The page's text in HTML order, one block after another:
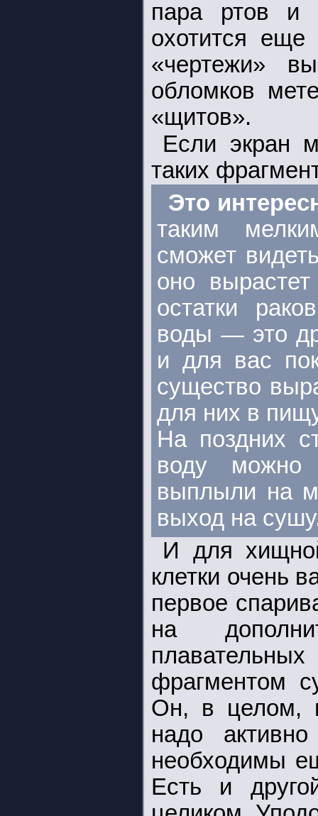
пара ртов и
охотится
«чертежи»
обломков
«щитов».
Если экран
таких
Это
таким
сможет
оно
остатки
воды — это
и для вас
существо
для них в
На поздних
воду
выплыли на
выход на
И для
клетки очень
первое
на
фрагментом
Он, в целом,
надо
необходимы
Есть и